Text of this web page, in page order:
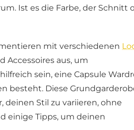
Ist es die Farbe, der Schnitt
mit verschiedenen
Accessoires aus, um
sein, eine Capsule
besteht. Diese
Stil zu variieren, ohne
einige Tipps, um deinen